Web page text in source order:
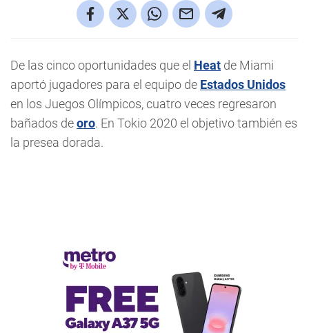
De las cinco oportunidades que el Heat de Miami
aportó jugadores para el equipo de Estados Unidos
en los Juegos Olímpicos, cuatro veces regresaron
bañados deoro. En Tokio 2020 el objetivo también es
la presea dorada.